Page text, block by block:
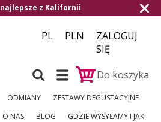
Darmowa
PL PLN
ZALOGUJ
SIĘ
Do koszyka
ODMIANY
ZESTAWY DEGUSTACYJNE
O NAS BLOG
GDZIE WYSYŁAMY I JAK